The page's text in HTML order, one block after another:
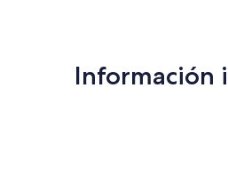
Información